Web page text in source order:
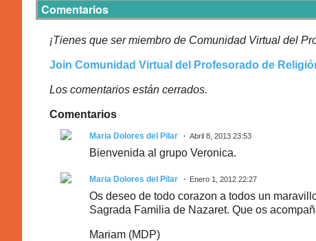
Comentarios
¡Tienes que ser miembro de Comunidad Virtual del
Join Comunidad Virtual del Profesorado de
Los comentarios están cerrados.
Comentarios
Maria Dolores del Pilar Abril 8, 2013 23:53
Bienvenida al grupo Veronica.
Maria Dolores del Pilar Enero 1, 2012 22:27
Os deseo de todo corazon a todos un
Sagrada Familia de Nazaret. Que os
Mariam (MDP)